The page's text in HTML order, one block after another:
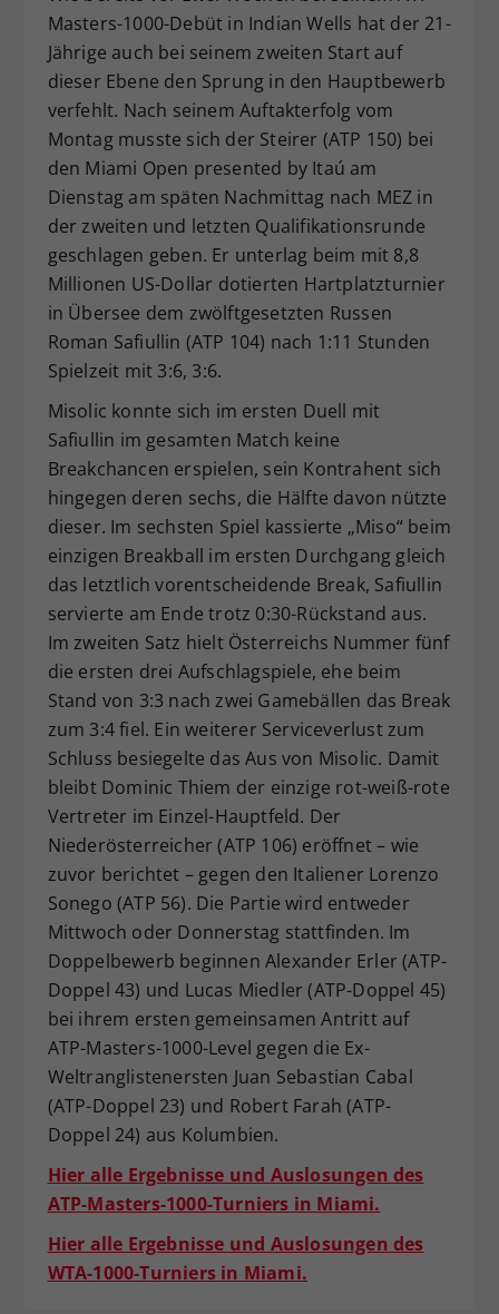
Masters-1000-Debüt in Indian Wells hat der 21-
Jährige auch bei seinem zweiten Start auf
dieser Ebene den Sprung in den Hauptbewerb
verfehlt. Nach seinem Auftakterfolg vom
Montag musste sich der Steirer (ATP 150) bei
den Miami Open presented by Itaú am
Dienstag am späten Nachmittag nach MEZ in
der zweiten und letzten Qualifikationsrunde
geschlagen geben. Er unterlag beim mit 8,8
Millionen US-Dollar dotierten Hartplatzturnier
in Übersee dem zwölftgesetzten Russen
Roman Safiullin (ATP 104) nach 1:11 Stunden
Spielzeit mit 3:6, 3:6.
Misolic konnte sich im ersten Duell mit
Safiullin im gesamten Match keine
Breakchancen erspielen, sein Kontrahent sich
hingegen deren sechs, die Hälfte davon nützte
dieser. Im sechsten Spiel kassierte „Miso“ beim
einzigen Breakball im ersten Durchgang gleich
das letztlich vorentscheidende Break, Safiullin
servierte am Ende trotz 0:30-Rückstand aus.
Im zweiten Satz hielt Österreichs Nummer fünf
die ersten drei Aufschlagspiele, ehe beim
Stand von 3:3 nach zwei Gamebällen das Break
zum 3:4 fiel. Ein weiterer Serviceverlust zum
Schluss besiegelte das Aus von Misolic. Damit
bleibt Dominic Thiem der einzige rot-weiß-rote
Vertreter im Einzel-Hauptfeld. Der
Niederösterreicher (ATP 106) eröffnet – wie
zuvor berichtet – gegen den Italiener Lorenzo
Sonego (ATP 56). Die Partie wird entweder
Mittwoch oder Donnerstag stattfinden. Im
Doppelbewerb beginnen Alexander Erler (ATP-
Doppel 43) und Lucas Miedler (ATP-Doppel 45)
bei ihrem ersten gemeinsamen Antritt auf
ATP-Masters-1000-Level gegen die Ex-
Weltranglistenersten Juan Sebastian Cabal
(ATP-Doppel 23) und Robert Farah (ATP-
Doppel 24) aus Kolumbien.
Hier alle Ergebnisse und Auslosungen des
ATP-Masters-1000-Turniers in Miami.
Hier alle Ergebnisse und Auslosungen des
WTA-1000-Turniers in Miami.
Zweck
Dieser Wert speichert Ihre Consent-
Einstellungen. Unter anderem eine
zufällig generierte ID, für die
historische Speicherung Ihrer
vorgenommen Einstellungen, falls der
Webseiten-Betreiber dies eingestellt
hat.